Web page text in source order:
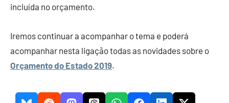
incluída no orçamento.
Iremos continuar a acompanhar o tema e poderá
acompanhar nesta ligação todas as novidades sobre o
Orçamento do Estado 2019.